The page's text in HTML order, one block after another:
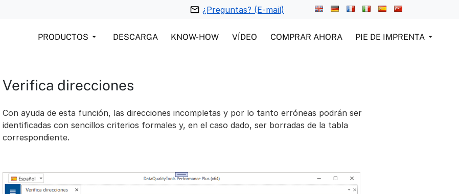
¿Preguntas? (E-mail)
PRODUCTOS DESCARGA KNOW-HOW VÍDEO COMPRAR AHORA PIE DE IMPRENTA
Verifica direcciones
Con ayuda de esta función, las direcciones incompletas y por lo tanto erróneas podrán ser
identificadas con sencillos criterios formales y, en el caso dado, ser borradas de la tabla
correspondiente.